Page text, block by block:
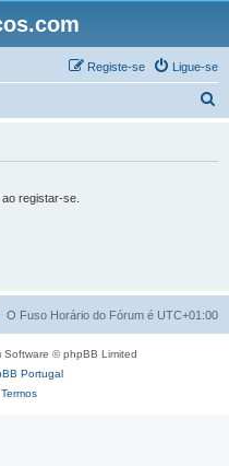
Ligue-se
Registe-se
registar-se.
O Fuso Horário do Fórum é UTC+01:00
Software © phpBB Limited
Portugal
Termos